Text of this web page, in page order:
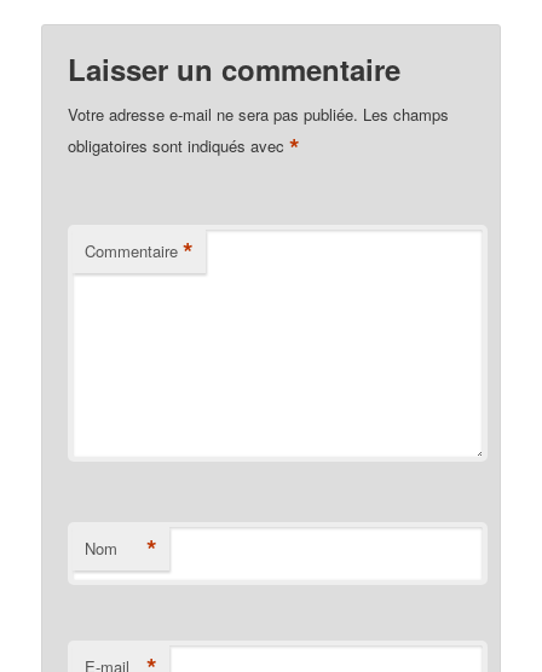
Laisser un commentaire
Votre adresse e-mail ne sera pas publiée. Les champs
obligatoires sont indiqués avec*
Commentaire *
Nom *
E-mail